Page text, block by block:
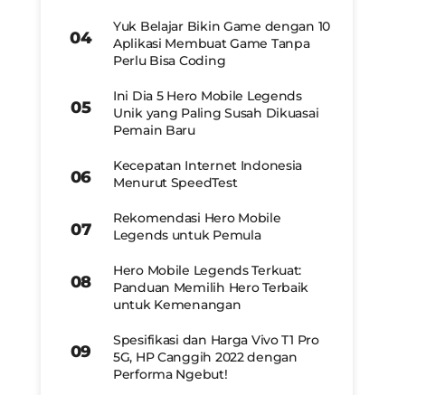
Yuk Belajar Bikin Game dengan 10
Aplikasi Membuat Game Tanpa
Perlu Bisa Coding
Ini Dia 5 Hero Mobile Legends
Unik yang Paling Susah Dikuasai
Pemain Baru
Kecepatan Internet Indonesia
Menurut SpeedTest
Rekomendasi Hero Mobile
Legends untuk Pemula
Hero Mobile Legends Terkuat:
Panduan Memilih Hero Terbaik
untuk Kemenangan
Spesifikasi dan Harga Vivo T1 Pro
5G, HP Canggih 2022 dengan
Performa Ngebut!